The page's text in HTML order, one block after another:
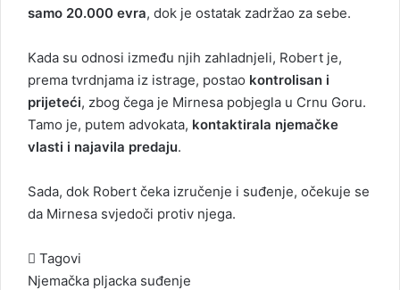
samo 20.000 evra, dok je ostatak zadržao za sebe.
Kada su odnosi između njih zahladnjeli, Robert je,
prema tvrdnjama iz istrage, postao kontrolisan i
prijeteći, zbog čega je Mirnesa pobjegla u Crnu Goru.
Tamo je, putem advokata, kontaktirala njemačke
vlasti i najavila predaju.
Sada, dok Robert čeka izručenje i suđenje, očekuje se
da Mirnesa svjedoči protiv njega.
Tagovi
Njemačka pljacka suđenje